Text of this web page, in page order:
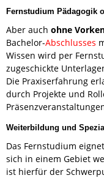
Fernstudium Pädagogik
Aber auch ohne
Bachelor-Abschlusses
Wissen wird per
zugeschickte
Die Praxiserfahrung
durch Projekte und
Weiterbildung und
Das Fernstudium
sich in einem Gebiet
ist hierfür der